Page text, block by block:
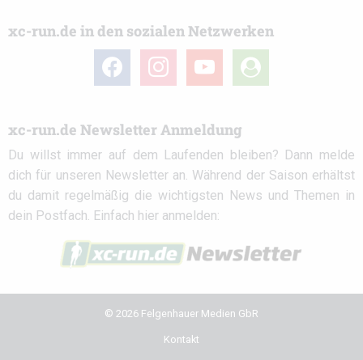
xc-run.de in den sozialen Netzwerken
facebook instagramyoutube
user-
circle
xc-run.de Newsletter Anmeldung
Du willst immer auf dem Laufenden bleiben? Dann melde
dich für unseren Newsletter an. Während der Saison erhältst
du damit regelmäßig die wichtigsten News und Themen in
dein Postfach. Einfach hier anmelden:
© 2026 Felgenhauer Medien GbR
Kontakt